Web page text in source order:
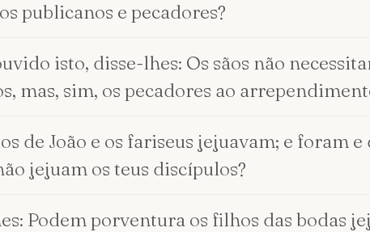
publicanos e pecadores?
isto, disse-lhes: Os sãos não
mas, sim, os pecadores ao
de João e os fariseus jejuavam; e foram
jejuam os teus discípulos?
Podem porventura os filhos das bodas